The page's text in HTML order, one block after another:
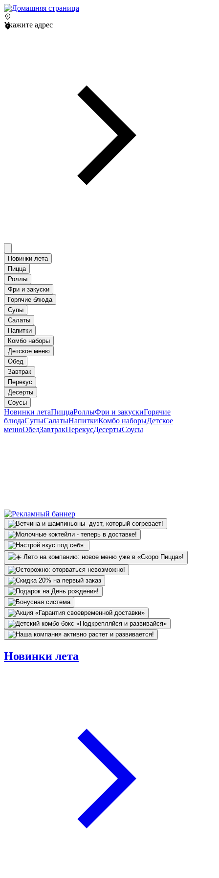
Укажите адрес
Новинки лета
Пицца
Роллы
Фри и закуски
Горячие блюда
Супы
Салаты
Напитки
Комбо наборы
Детское меню
Обед
Завтрак
Перекус
Десерты
Соусы
Новинки летаПиццаРоллыФри и закускиГорячие
блюдаСупыСалатыНапиткиКомбо наборыДетское
менюОбедЗавтракПерекусДесертыСоусы
Новинки лета